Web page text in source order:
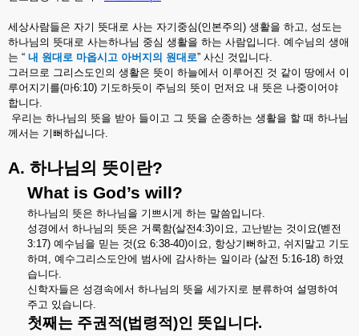
세상사람들은 자기 뜻대로 사는 자기중심(인본주의) 생활을 하고, 성도는
하나님의 뜻대로 사는하나님 중심 생활을 하는 사람입니다. 예수님의 생애
는 “ 내 원대로 마옵시고 아버지의 원대로” 사신 것입니다.
그러므로 그리스도인의 생활은 뜻이 하늘에서 이루어진 것 같이 땅에서 이
루어지기를(마6:10) 기도하듯이 주님의 뜻이 먼저요 내 뜻은 나중이어야
합니다.
우리는 하나님의 뜻을 받아 들이고 그 뜻을 순종하는 생활을 할 때 하나님
께서는 기뻐하십니다.
A. 하나님의 뜻이란?
What is God’s will?
하나님의 뜻은 하나님을 기쁘시게 하는 말씀입니다.
성경에서 하나님의 뜻은 거룩함(살전4:3)이요, 고난받는 것이요(벧전
3:17) 예수님을 믿는 것(요 6:38-40)이요, 항상기뻐하고, 쉬지말고 기도
하며 , 예수그리스도안에 범사에 감사하는 일이라 (살전 5:16-18) 하였
습니다.
신학자들은 성경속에서 하나님의 뜻을 세가지로 분류하여 설명하여
주고 있습니다.
첫째는 주권적(법령적)인 뜻입니다.